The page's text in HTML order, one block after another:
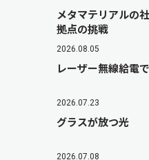
メタマテリアルの
拠点の挑戦
2026.08.05
レーザー無線給電
2026.07.23
グラスが放つ光
2026.07.08